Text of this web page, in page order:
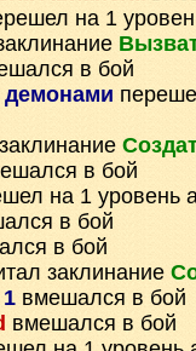
на 1
в бой
в бой
на 1 уровень
в бой
в бой
заклинание
вмешался в бой
вмешался в бой